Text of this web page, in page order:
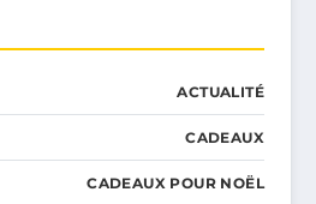
ACTUALITÉ
CADEAUX
CADEAUX POUR NOËL